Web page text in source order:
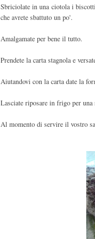
Sbriciolate in una ciotola i
che avrete sbattuto un po'.
Amalgamate per bene il tutto.
Prendete la carta stagnola e
Aiutandovi con la carta date la
Lasciate riposare in frigo per
Al momento di servire il vostro